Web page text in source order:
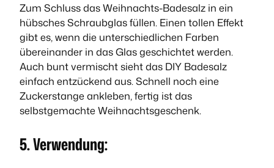
Zum Schluss das Weihnachts-Badesalz in ein
hübsches Schraubglas füllen. Einen tollen Effekt
gibt es, wenn die unterschiedlichen Farben
übereinander in das Glas geschichtet werden.
Auch bunt vermischt sieht das DIY Badesalz
einfach entzückend aus. Schnell noch eine
Zuckerstange ankleben, fertig ist das
selbstgemachte Weihnachtsgeschenk.
5. Verwendung: